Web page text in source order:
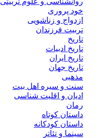
خود پروری
ازدواج و زناشویی
تربیت فرزندان
تاریخ
تاریخ ادبیات
تاریخ ایران
تاریخ جهان
مذهبی
سنت و سیره اهل بیت
ادیان و اقلیت شناسی
رمان
داستان کوتاه
داستان کودکانه
سینما و تئاتر